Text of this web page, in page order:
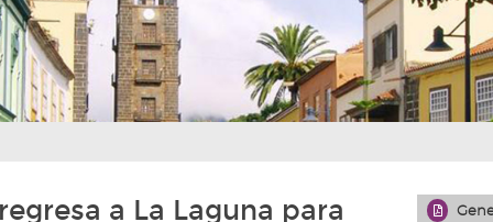
a La Laguna para